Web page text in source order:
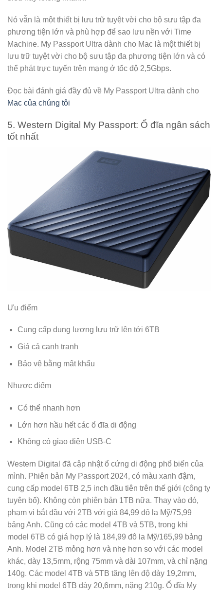
Nó vẫn là một thiết bị lưu trữ tuyệt vời cho bộ sưu tập đa
phương tiện lớn và phù hợp để sao lưu nền với Time
Machine. My Passport Ultra dành cho Mac là một thiết bị
lưu trữ tuyệt vời cho bộ sưu tập đa phương tiện lớn và có
thể phát trực tuyến trên mạng ở tốc độ 2,5Gbps.
Đọc bài đánh giá đầy đủ về My Passport Ultra dành cho
Mac của chúng tôi
5. Western Digital My Passport: Ổ đĩa ngân sách
tốt nhất
Ưu điểm
Cung cấp dung lượng lưu trữ lên tới 6TB
Giá cả cạnh tranh
Bảo vệ bằng mật khẩu
Nhược điểm
Có thể nhanh hơn
Lớn hơn hầu hết các ổ đĩa di động
Không có giao diện USB-C
Western Digital đã cập nhật ổ cứng di động phổ biến của
mình. Phiên bản My Passport 2024, có màu xanh đậm,
cung cấp model 6TB 2,5 inch đầu tiên trên thế giới (công ty
tuyên bố). Không còn phiên bản 1TB nữa. Thay vào đó,
phạm vi bắt đầu với 2TB với giá 84,99 đô la Mỹ/75,99
bảng Anh. Cũng có các model 4TB và 5TB, trong khi
model 6TB có giá hợp lý là 184,99 đô la Mỹ/165,99 bảng
Anh. Model 2TB mỏng hơn và nhẹ hơn so với các model
khác, dày 13,5mm, rộng 75mm và dài 107mm, và chỉ nặng
140g. Các model 4TB và 5TB tăng lên độ dày 19,2mm,
trong khi model 6TB dày 20,6mm, nặng 210g. Ổ đĩa My